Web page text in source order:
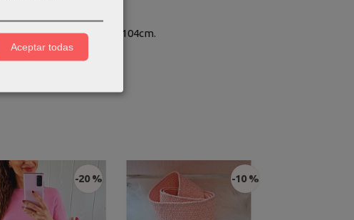
cintura - 64cm, cadera - 104cm.
-20 % -10 %
Aceptar todas